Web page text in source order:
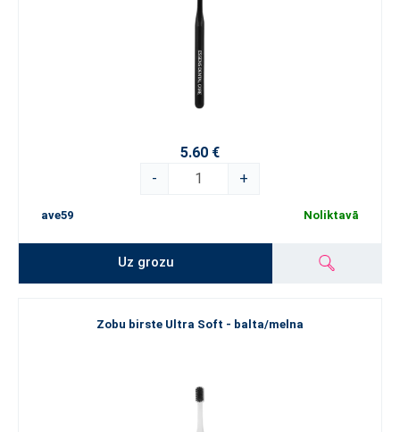
5.60 €
-
+
ave59 Noliktavā
Uz grozu
Zobu birste Ultra Soft - balta/melna